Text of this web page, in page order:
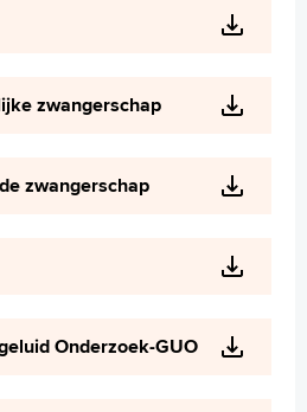
zwangerschap
zwangerschap
Onderzoek-GUO